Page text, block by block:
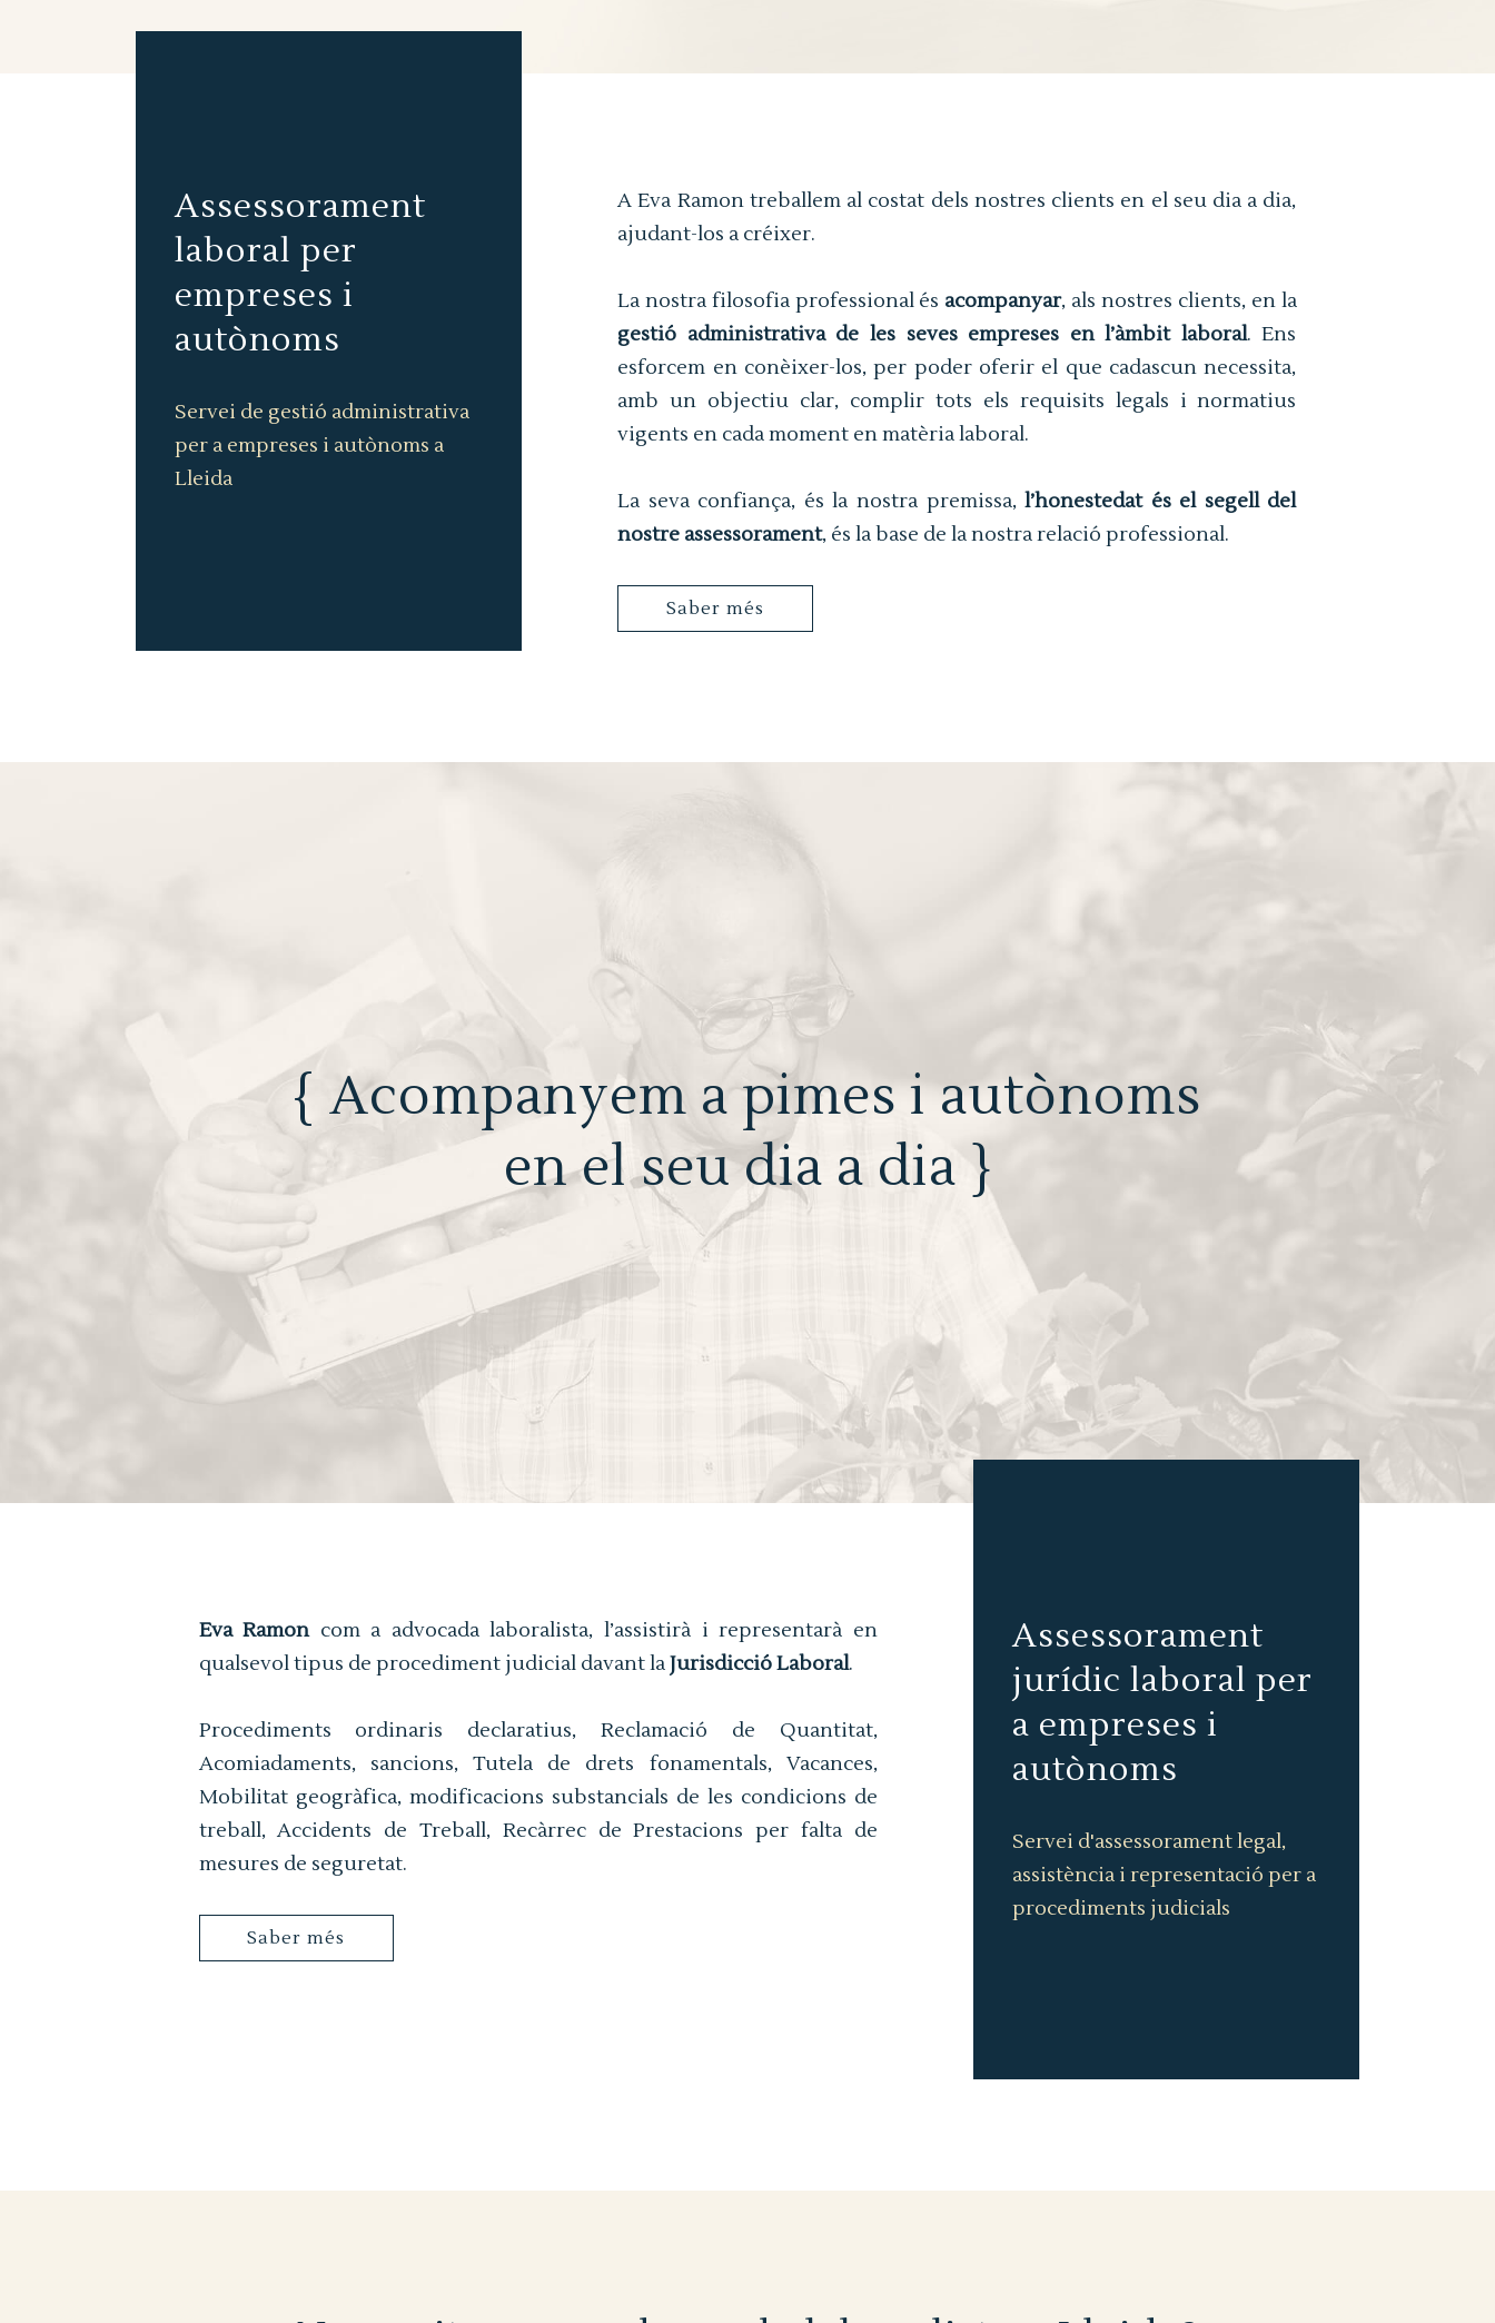
Assessorament
laboral per
empreses i
autònoms
Servei de gestió administrativa
per a empreses i autònoms a
Lleida
A Eva Ramon treballem al costat dels nostres clients en el seu dia a dia,
ajudant-los a créixer.
La nostra filosofia professional és acompanyar, als nostres clients, en la
gestió administrativa de les seves empreses en l’àmbit laboral. Ens
esforcem en conèixer-los, per poder oferir el que cadascun necessita,
amb un objectiu clar, complir tots els requisits legals i normatius
vigents en cada moment en matèria laboral.
La seva confiança, és la nostra premissa,l’honestedat és el segell del
nostre assessorament, és la base de la nostra relació professional.
Saber més
{ Acompanyem a pimes i autònoms
en el seu dia a dia }
Eva Ramoncom a advocada laboralista, l’assistirà i representarà en
qualsevol tipus de procediment judicial davant laJurisdicció Laboral.
Procediments ordinaris declaratius, Reclamació de Quantitat,
Acomiadaments, sancions, Tutela de drets fonamentals, Vacances,
Mobilitat geogràfica, modificacions substancials de les condicions de
treball, Accidents de Treball, Recàrrec de Prestacions per falta de
mesures de seguretat.
Saber més
Assessorament
jurídic laboral per
a empreses i
autònoms
Servei d'assessorament legal,
assistència i representació per a
procediments judicials